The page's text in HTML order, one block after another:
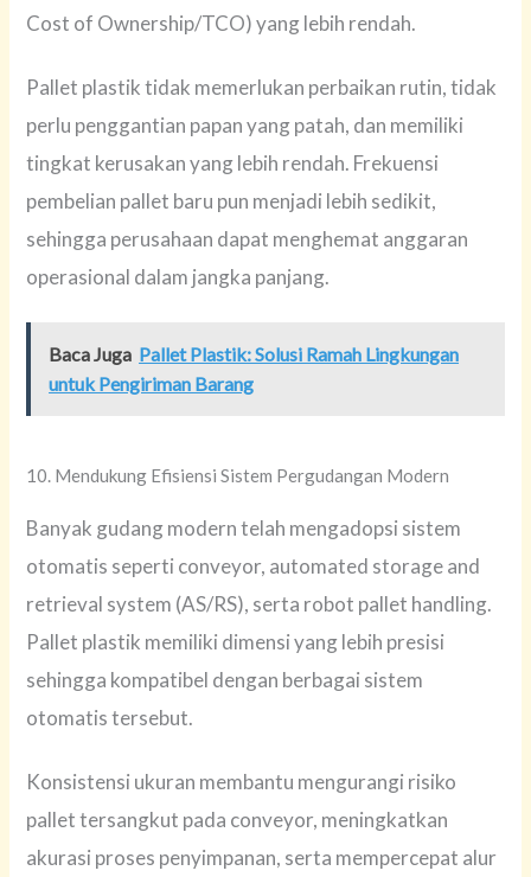
Cost of Ownership/TCO) yang lebih rendah.
Pallet plastik tidak memerlukan perbaikan rutin, tidak
perlu penggantian papan yang patah, dan memiliki
tingkat kerusakan yang lebih rendah. Frekuensi
pembelian pallet baru pun menjadi lebih sedikit,
sehingga perusahaan dapat menghemat anggaran
operasional dalam jangka panjang.
Baca Juga Pallet Plastik: Solusi Ramah Lingkungan
untuk Pengiriman Barang
10. Mendukung Efisiensi Sistem Pergudangan Modern
Banyak gudang modern telah mengadopsi sistem
otomatis seperti conveyor, automated storage and
retrieval system (AS/RS), serta robot pallet handling.
Pallet plastik memiliki dimensi yang lebih presisi
sehingga kompatibel dengan berbagai sistem
otomatis tersebut.
Konsistensi ukuran membantu mengurangi risiko
pallet tersangkut pada conveyor, meningkatkan
akurasi proses penyimpanan, serta mempercepat alur